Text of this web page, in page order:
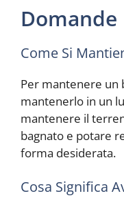
Come Si
Per mantenere un
mantenerlo in un
mantenere il
bagnato e potare
forma desiderata.
Cosa Significa